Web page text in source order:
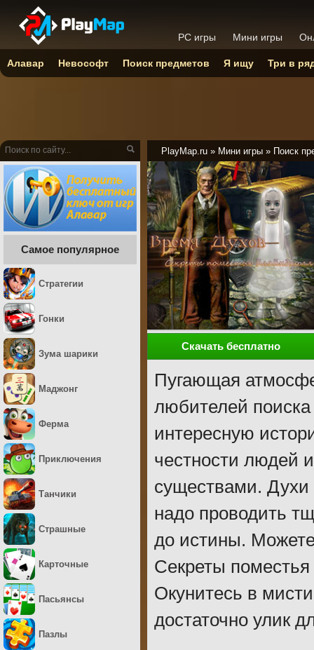
PlayMap.ru » Мини игры » Поиск
Скачать бесплатно
Пугающая
любителей поиска
интересную
честности людей
существами. Духи
надо проводить
до истины.
Секреты
Окунитесь в
достаточно улик
Самое популярное
Стратегии
Гонки
Зума шарики
Маджонг
Ферма
Приключения
Танчики
Страшные
Карточные
Пасьянсы
Пазлы
PC игры Мини игры
Алавар Невософт Поиск предметов Я ищу Три в